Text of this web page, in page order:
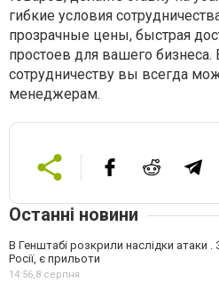
гибкие условия
прозрачные цены, быстрая
простоев для вашего
сотрудничеству вы всегда
менеджерам.
Останні новини
В Генштабі розкрили наслідки атаки
Росії, є прильоти
14:56,8 серпня